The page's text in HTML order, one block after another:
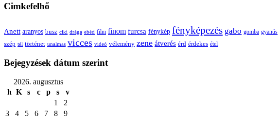
Cimkefelhő
Anett aranyos busz ciki drága ebéd film finom furcsa fénykép fényképezés gabo gomba gyanús
szép tél történet unalmas vicces videó vélemény zene átverés érd érdekes étel
Bejegyzések dátum szerint
2026. augusztus
h K s c p s
v
1
2
3
4 5 6 7 8
9